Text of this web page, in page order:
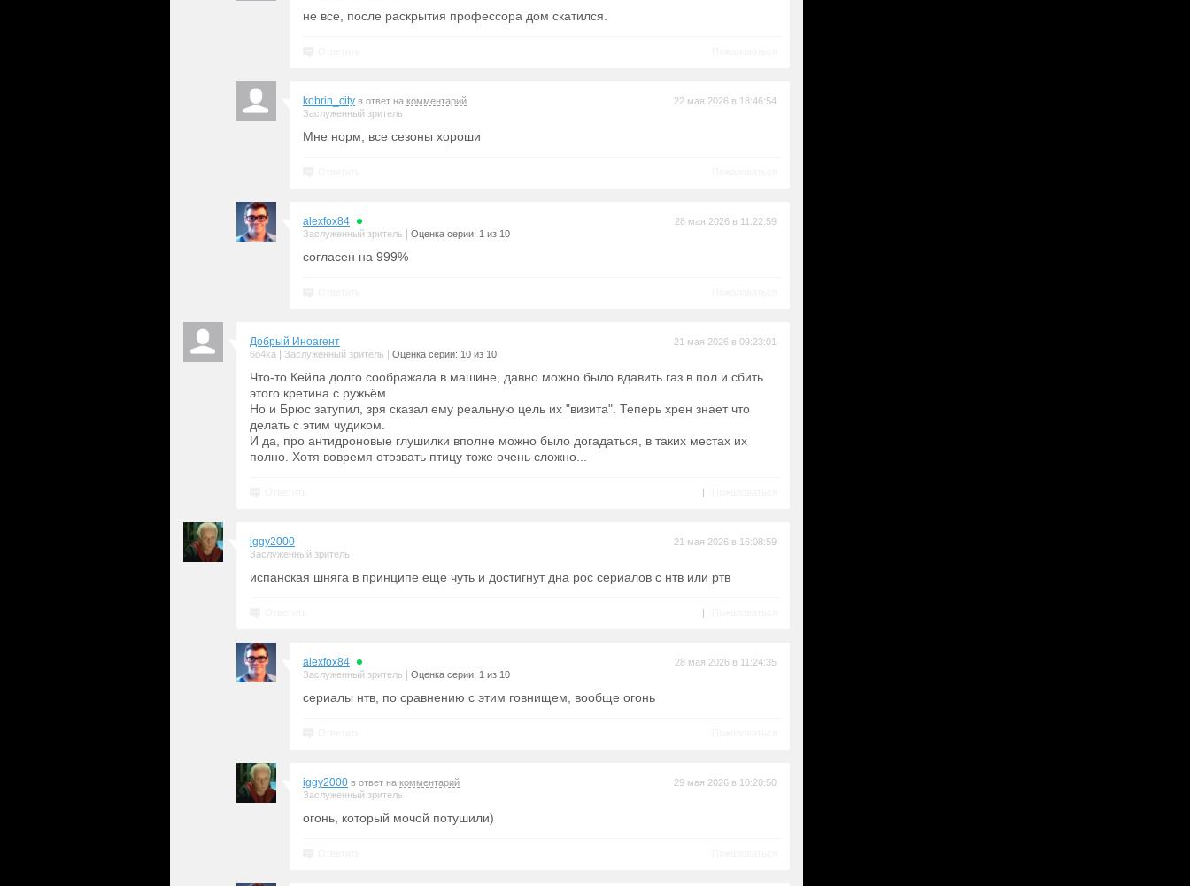
не все, после раскрытия профессора дом скатился.
kobrin_city в ответ на комментарий
Заслуженный зритель
22 мая 2026 в 18:46:54
Мне норм, все сезоны хороши
alexfox84
Заслуженный зритель Оценка серии: 1 из 10
28 мая 2026 в 11:22:59
согласен на 999%
Добрый Иноагент
6o4ka Заслуженный зритель Оценка серии: 10 из 10
21 мая 2026 в 09:23:01
Что-то Кейла долго соображала в машине, давно можно было вдавить газ в пол и сбить
этого кретина с ружьём.
Но и Брюс затупил, зря сказал ему реальную цель их "визита". Теперь хрен знает что
делать с этим чудиком.
И да, про антидроновые глушилки вполне можно было догадаться, в таких местах их
полно. Хотя вовремя отозвать птицу тоже очень сложно...
|
iggy2000
Заслуженный зритель
21 мая 2026 в 16:08:59
испанская шняга в принципе еще чуть и достигнут дна рос сериалов с нтв или ртв
|
alexfox84
Заслуженный зритель Оценка серии: 1 из 10
28 мая 2026 в 11:24:35
сериалы нтв, по сравнению с этим говнищем, вообще огонь
iggy2000 в ответ на комментарий
Заслуженный зритель
29 мая 2026 в 10:20:50
огонь, который мочой потушили)